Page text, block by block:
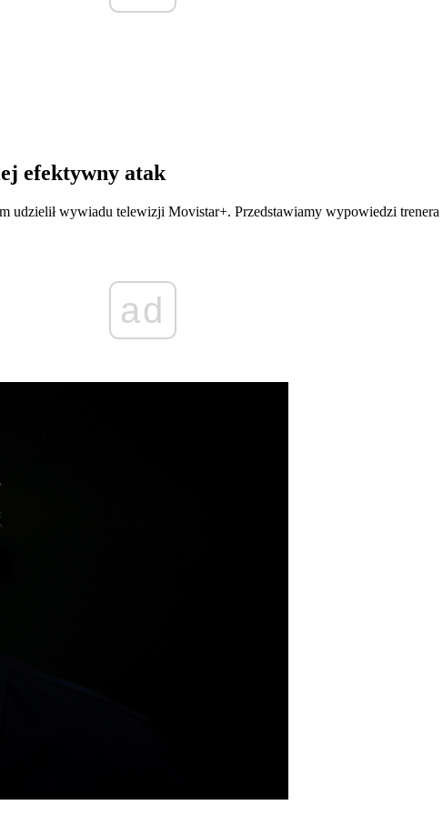
efektywny atak
wywiadu telewizji Movistar+. Przedstawiamy wypowiedzi
ad